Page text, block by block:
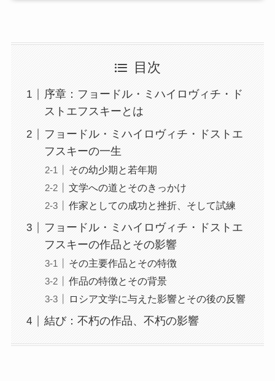
目次
序章：フョードル・ミハイロヴィチ・ド
ストエフスキーとは
フョードル・ミハイロヴィチ・ドストエ
フスキーの一生
その幼少期と若年期
文学への道とそのきっかけ
作家としての成功と挫折、そして試練
フョードル・ミハイロヴィチ・ドストエ
フスキーの作品とその影響
その主要作品とその特徴
作品の特徴とその背景
ロシア文学に与えた影響とその後の反響
結び：不朽の作品、不朽の影響